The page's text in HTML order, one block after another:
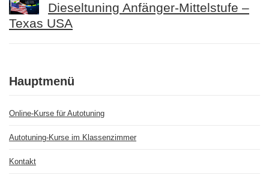
Dieseltuning Anfänger-Mittelstufe –
Texas USA
Hauptmenü
Online-Kurse für Autotuning
Autotuning-Kurse im Klassenzimmer
Kontakt